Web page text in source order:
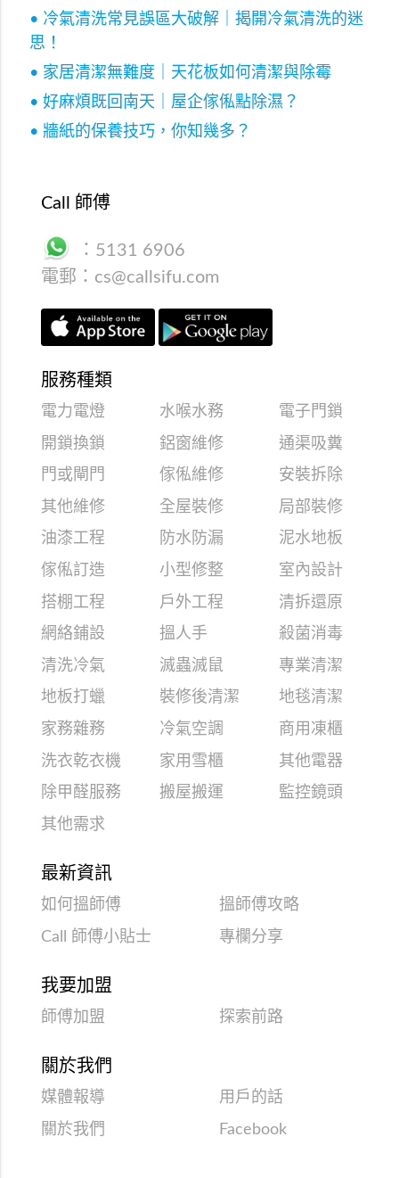
• 冷氣清洗常見誤區大破解｜揭開冷氣清洗的迷
思！
• 家居清潔無難度｜天花板如何清潔與除霉
• 好麻煩既回南天｜屋企傢俬點除濕？
• 牆紙的保養技巧，你知幾多？
Call 師傅
： 5131 6906
電郵： cs@callsifu.com
服務種類
電力電燈 水喉水務
電子門鎖
開鎖換鎖
鋁窗維修
通渠吸糞
門或閘門
傢俬維修
安裝拆除
其他維修
全屋裝修
局部裝修
油漆工程
防水防漏
泥水地板
傢俬訂造
小型修整
室內設計
搭棚工程
戶外工程
清拆還原
網絡鋪設
搵人手
殺菌消毒
清洗冷氣
滅蟲滅鼠
專業清潔
地板打蠟
裝修後清潔
地毯清潔
家務雜務
冷氣空調
商用凍櫃
洗衣乾衣機
家用雪櫃
其他電器
除甲醛服務
搬屋搬運
監控鏡頭
其他需求
最新資訊
如何搵師傅
搵師傅攻略
Call 師傅小貼士
專欄分享
我要加盟
師傅加盟 探索前路
關於我們
媒體報導
用戶的話
關於我們
Facebook